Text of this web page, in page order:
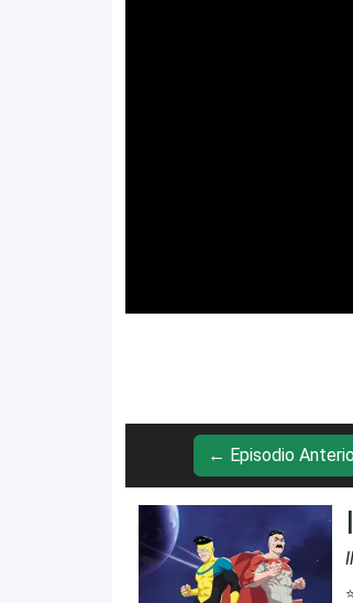
← Episodio
⭐